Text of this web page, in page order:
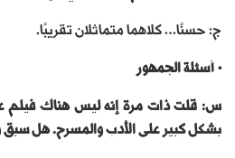
ج: حسنًا… كلاهما متماثلان تقريبًا.
• أسئلة الجمهور
س: قلت ذات مرة إنه ليس هناك فيلم
بشكل كبير على الأدب والمسرح. هل سبق